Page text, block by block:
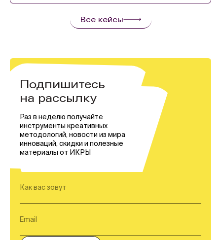
Все кейсы
Подпишитесь
на рассылку
Раз в неделю получайте
инструменты креативных
методологий, новости из мира
инноваций, скидки и полезные
материалы от ИКРЫ